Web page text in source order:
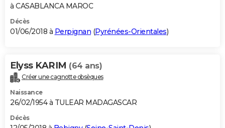
à CASABLANCA MAROC
Décès
01/06/2018 à Perpignan (Pyrénées-Orientales)
Elyss KARIM (64 ans)
Créer une cagnotte obsèques
Naissance
26/02/1954 à TULEAR MADAGASCAR
Décès